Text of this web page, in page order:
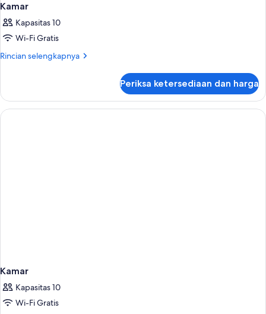
Kamar
Kapasitas 10
Wi-Fi Gratis
Rincian selengkapnya
Rincian
Kamar
Periksa ketersediaan dan harga
Kamar
Kapasitas 10
Wi-Fi Gratis